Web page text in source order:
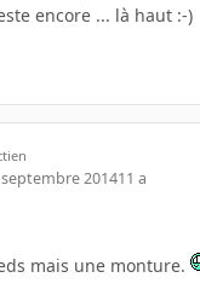
encore ... là haut :-)
septembre 201411 a
mais une monture.